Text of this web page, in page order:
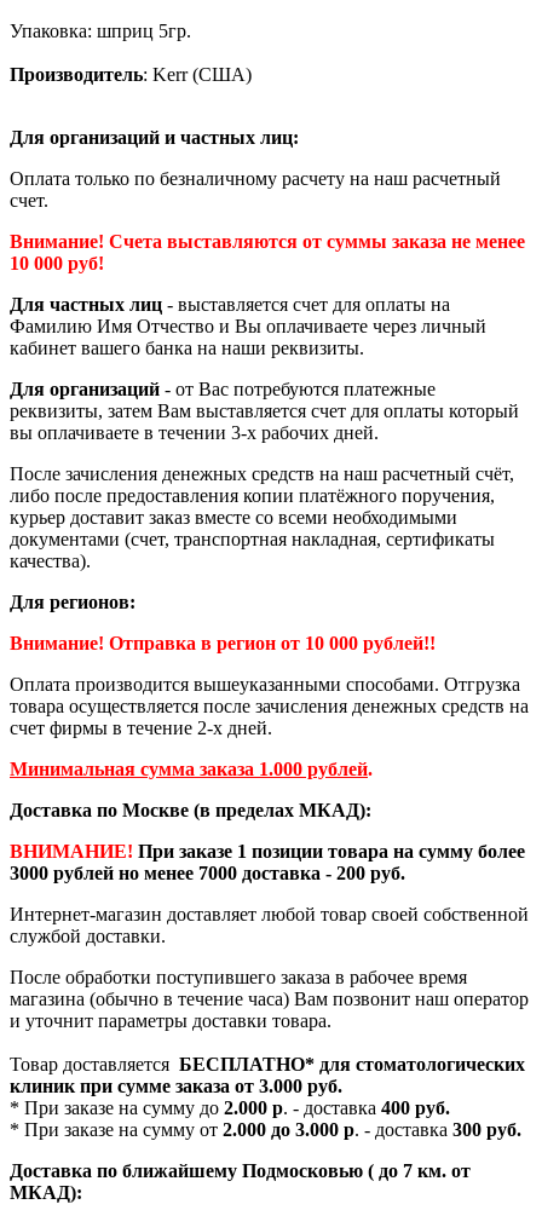
Упаковка: шприц 5гр.
Производитель: Kerr (США)
Для организаций и частных лиц:
Оплата только по безналичному расчету на наш расчетный
счет.
Внимание! Счета выставляются от суммы заказа не менее
10 000 руб!
Для частных лиц - выставляется счет для оплаты на
Фамилию Имя Отчество и Вы оплачиваете через личный
кабинет вашего банка на наши реквизиты.
Для организаций - от Вас потребуются платежные
реквизиты, затем Вам выставляется счет для оплаты который
вы оплачиваете в течении 3-х рабочих дней.
После зачисления денежных средств на наш расчетный счёт,
либо после предоставления копии платёжного поручения,
курьер доставит заказ вместе со всеми необходимыми
документами (счет, транспортная накладная, сертификаты
качества).
Для регионов:
Внимание! Отправка в регион от 10 000 рублей!!
Оплата производится вышеуказанными способами. Отгрузка
товара осуществляется после зачисления денежных средств на
счет фирмы в течение 2-х дней.
Минимальная сумма заказа 1.000 рублей.
Доставка по Москве (в пределах МКАД):
ВНИМАНИЕ! При заказе 1 позиции товара на сумму более
3000 рублей но менее 7000 доставка - 200 руб.
Интернет-магазин доставляет любой товар своей собственной
службой доставки.
После обработки поступившего заказа в рабочее время
магазина (обычно в течение часа) Вам позвонит наш оператор
и уточнит параметры доставки товара.
Товар доставляется БЕСПЛАТНО* для стоматологических
клиник при сумме заказа от 3.000 руб.
* При заказе на сумму до 2.000 р. - доставка 400 руб.
* При заказе на сумму от 2.000 до 3.000 р. - доставка 300 руб.
Доставка по ближайшему Подмосковью ( до 7 км. от
МКАД):